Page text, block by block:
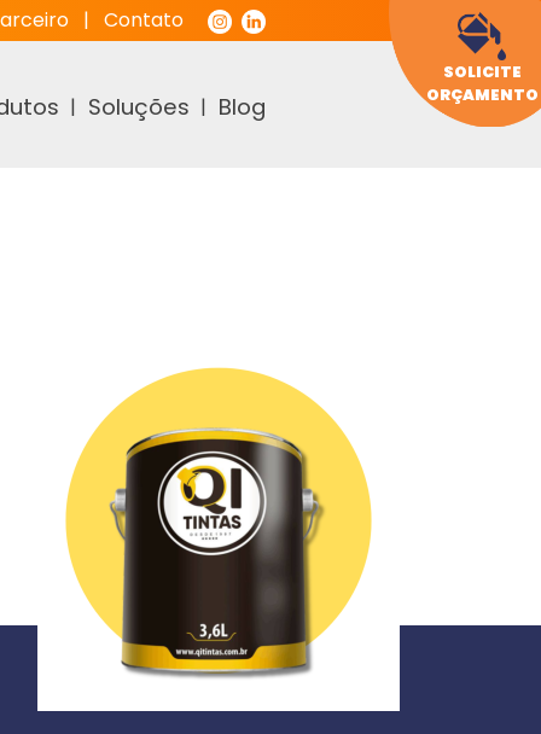
| Contato
SOLICITE
ORÇAMENTO
Soluções Blog